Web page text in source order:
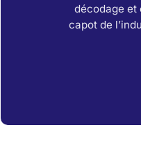
décodage et
capot de